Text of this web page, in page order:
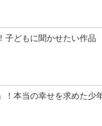
子どもに聞かせたい作品
本当の幸せを求めた少